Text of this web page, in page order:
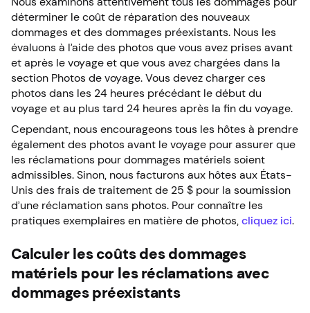
déterminer le coût de réparation des nouveaux
dommages et des dommages préexistants. Nous les
évaluons à l’aide des photos que vous avez prises avant
et après le voyage et que vous avez chargées dans la
section Photos de voyage. Vous devez charger ces
photos dans les 24 heures précédant le début du
voyage et au plus tard 24 heures après la fin du voyage.
Cependant, nous encourageons tous les hôtes à prendre
également des photos avant le voyage pour assurer que
les réclamations pour dommages matériels soient
admissibles. Sinon, nous facturons aux hôtes aux États-
Unis des frais de traitement de 25 $ pour la soumission
d’une réclamation sans photos. Pour connaître les
pratiques exemplaires en matière de photos, cliquez ici.
Calculer les coûts des dommages
matériels pour les réclamations avec
dommages préexistants